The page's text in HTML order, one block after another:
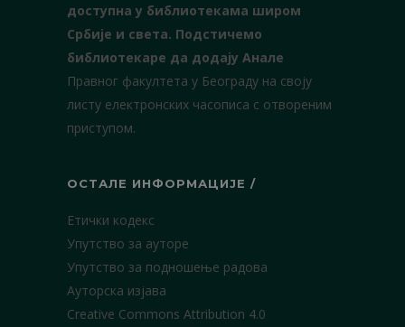
доступна у библиотекама широм
Србије и света. Подстичемо
библиотекаре да додају Анале
Правног факултета у Београду на своју
листу електронских часописа с отвореним
приступом.
ОСТАЛЕ ИНФОРМАЦИЈЕ /
Етички кодекс
Упутство за ауторе
Упутство за подношење радова
Ауторска изјава
Creative Commons Attribution 4.0